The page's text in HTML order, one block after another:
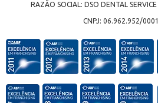
RAZÃO SOCIAL: DSO DENTAL
CNPJ: 06.962.952/